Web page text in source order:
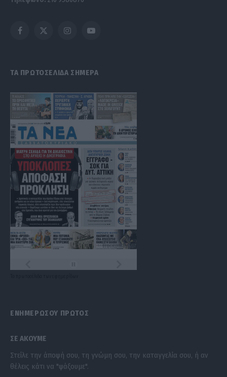
Facebook
X
InstagramYouTube
ΤΑ ΠΡΩΤΟΣΕΛΙΔΑ ΣΗΜΕΡΑ
ΕΝΗΜΕΡΩΣΟΥ ΠΡΩΤΟΣ
ΣΕ ΑΚΟΥΜΕ
Στείλε την άποψή σου, τη γνώμη σου, την καταγγελία σου, ή αν
θέλεις κάτι να "ψάξουμε".